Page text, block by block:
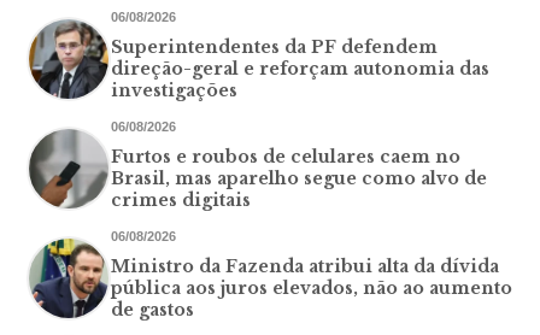
06/08/2026
Superintendentes da PF defendem
direção-geral e reforçam autonomia das
investigações
06/08/2026
Furtos e roubos de celulares caem no
Brasil, mas aparelho segue como alvo de
crimes digitais
06/08/2026
Ministro da Fazenda atribui alta da dívida
pública aos juros elevados, não ao aumento
de gastos